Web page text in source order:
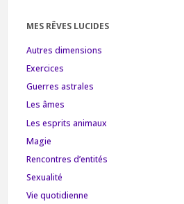
MES RÊVES LUCIDES
Autres dimensions
Exercices
Guerres astrales
Les âmes
Les esprits animaux
Magie
Rencontres d’entités
Sexualité
Vie quotidienne